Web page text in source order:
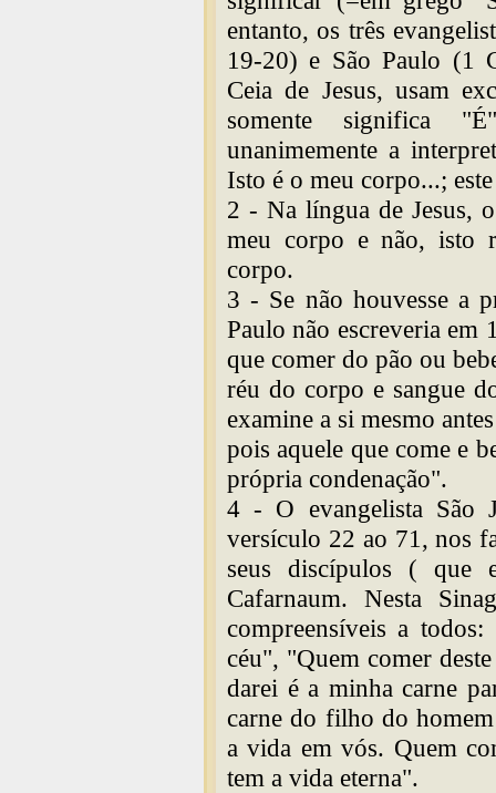
entanto, os três
19-20) e São Paulo (1
Ceia de Jesus, usam
somente significa
unanimemente a
Isto é o meu corpo...;
2 - Na língua de Jesus,
meu corpo e não, isto
corpo.
3 - Se não houvesse a
Paulo não escreveria
que comer do pão ou
réu do corpo e sangue
examine a si mesmo
pois aquele que come e
própria condenação".
4 - O evangelista São
versículo 22 ao 71, nos
seus discípulos ( que
Cafarnaum. Nesta
compreensíveis a
céu", "Quem comer
darei é a minha carne
carne do filho do homem
a vida em vós. Quem
tem a vida eterna".